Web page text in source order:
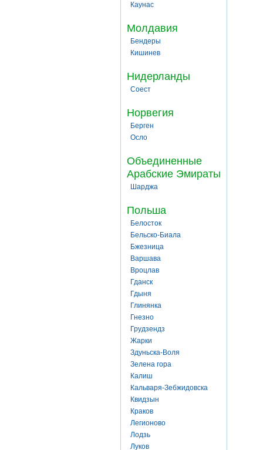
Каунас
Молдавия
Бендеры
Кишинев
Нидерланды
Соест
Норвегия
Берген
Осло
Объединенные
Арабские Эмираты
Шарджа
Польша
Белосток
Бельско-Биала
Бжезница
Варшава
Вроцлав
Гданск
Гдыня
Глинянка
Гнезно
Грудзендз
Жарки
Здуньска-Воля
Зелена гора
Калиш
Кальваря-Зебжидовска
Квидзын
Краков
Легионово
Лодзь
Луков